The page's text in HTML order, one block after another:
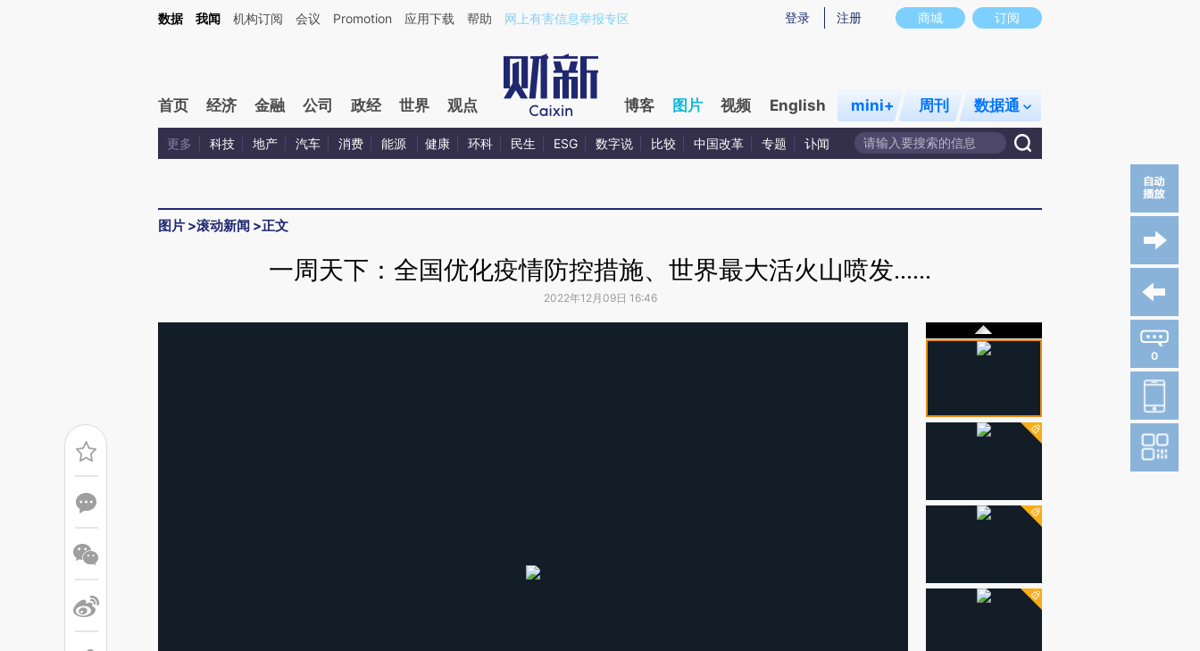
商城 订阅
登录 注册
数据 我闻 机构订阅 会议 Promotion 应用下载 帮助 网上有害信息举报专区
首页 经济 金融 公司 政经 世界 观点 博客 图片 视频 English mini+ 周刊 数据通
更多 科技 地产 汽车 消费 能源 健康 环科 民生 ESG 数字说 比较 中国改革 专题 讣闻
图片 >滚动新闻 >正文
一周天下：全国优化疫情防控措施、世界最大活火山喷发......
2022年12月09日 16:46
0